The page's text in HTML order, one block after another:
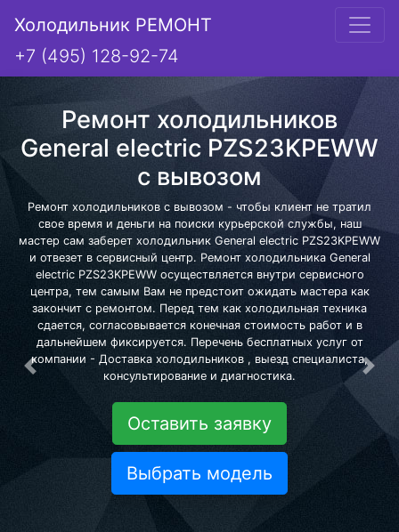
Холодильник РЕМОНТ
+7 (495) 128-92-74
Ремонт холодильников
General electric PZS23KPEWW
с вывозом
Ремонт холодильников с вывозом - чтобы клиент не тратил
свое время и деньги на поиски курьерской службы, наш
мастер сам заберет холодильник General electric PZS23KPEWW
и отвезет в сервисный центр. Ремонт холодильника General
electric PZS23KPEWW осуществляется внутри сервисного
центра, тем самым Вам не предстоит ожидать мастера как
закончит с ремонтом. Перед тем как холодильная техника
сдается, согласовывается конечная стоимость работ и в
дальнейшем фиксируется. Перечень бесплатных услуг от
компании - Доставка холодильников , выезд специалиста,
консультирование и диагностика.
Оставить заявку
Выбрать модель
Предыдущая